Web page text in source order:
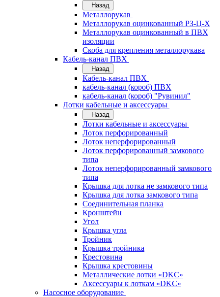
Назад
Металлорукав
Металлорукав оцинкованный РЗ-Ц-Х
Металлорукав оцинкованный в ПВХ
изоляции
Скоба для крепления металлорукава
Кабель-канал ПВХ
Назад
Кабель-канал ПВХ
кабель-канал (короб) ПВХ
кабель-канал (короб) "Рувинил"
Лотки кабельные и аксессуары
Назад
Лотки кабельные и аксессуары
Лоток перфорированный
Лоток неперфорированный
Лоток перфорированный замкового
типа
Лоток неперфорированный замкового
типа
Крышка для лотка не замкового типа
Крышка для лотка замкового типа
Соединительная планка
Кронштейн
Угол
Крышка угла
Тройник
Крышка тройника
Крестовина
Крышка крестовины
Металлические лотки «DKC»
Аксессуары к лоткам «DKC»
Насосное оборудование